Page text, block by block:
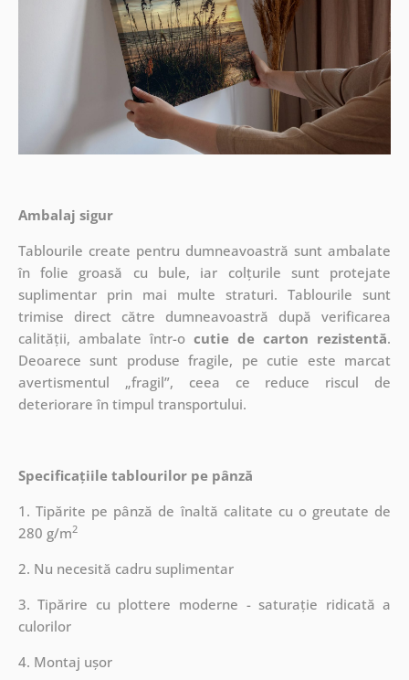
Ambalaj sigur
Tablourile create pentru dumneavoastră sunt ambalate
în folie groasă cu bule, iar colțurile sunt protejate
suplimentar prin mai multe straturi.Tablourile sunt
trimise direct către dumneavoastră după verificarea
calității, ambalate într-o cutie de carton rezistentă.
Deoarece sunt produse fragile, pe cutie este marcat
avertismentul „fragil”, ceea ce reduce riscul de
deteriorare în timpul transportului.
Specificațiile tablourilor pe pânză
1. Tipărite pe pânză de înaltă calitate cu o greutate de
280 g/m2
2. Nu necesită cadru suplimentar
3. Tipărire cu plottere moderne - saturație ridicată a
culorilor
4. Montaj ușor